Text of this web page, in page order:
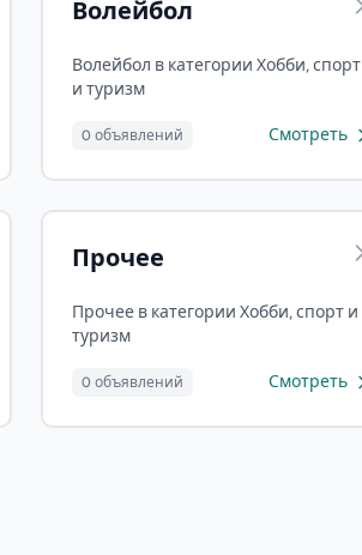
Волейбол
Волейбол в категории Хобби, спорт
и туризм
0 объявлений Смотреть
Прочее
Прочее в категории Хобби, спорт и
туризм
0 объявлений Смотреть